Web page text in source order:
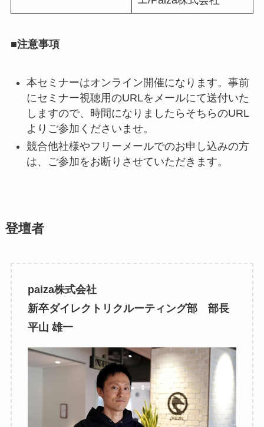
■注意事項
本セミナーはオンライン開催になります。事前
にセミナー視聴用のURLをメールにて送付いた
しますので、時間になりましたらそちらのURL
よりご参加くださいませ。
競合他社様やフリーメールでのお申し込みの方
は、ご参加をお断りさせていただきます。
登壇者
paiza株式会社
新卒ダイレクトリクルーティング部 部長
平山 雄一